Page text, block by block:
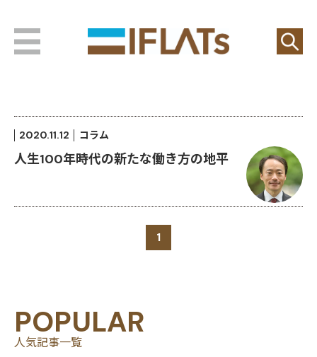
人生100年時代の新たな働き方の地平
コラム
2020.11.12
1
POPULAR
人気記事一覧